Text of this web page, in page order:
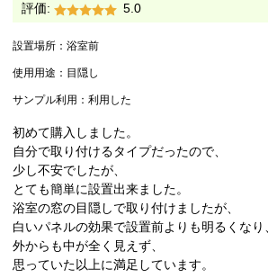
評価:
5.0
設置場所： 浴室前
使用用途： 目隠し
サンプル利用： 利用した
初めて購入しました。
自分で取り付けるタイプだったので、
少し不安でしたが、
とても簡単に設置出来ました。
浴室の窓の目隠しで取り付けましたが、
白いパネルの効果で設置前よりも明るくなり
外からも中が全く見えず、
思っていた以上に満足しています。